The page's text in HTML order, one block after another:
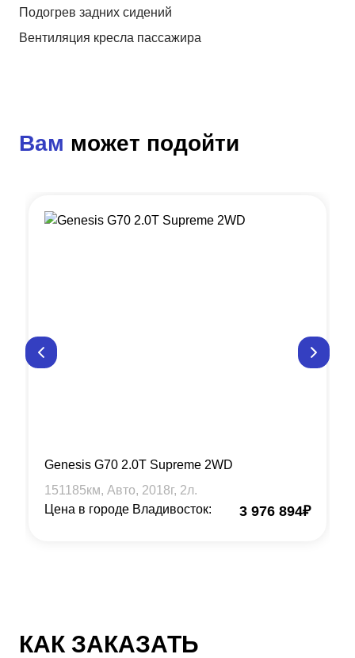
Подогрев задних сидений
Вентиляция кресла пассажира
Вам может подойти
Genesis G70 2.0T Supreme 2WD
151185км, Авто, 2018г, 2л.
Цена в городе Владивосток:
3 976 894₽
КАК ЗАКАЗАТЬ